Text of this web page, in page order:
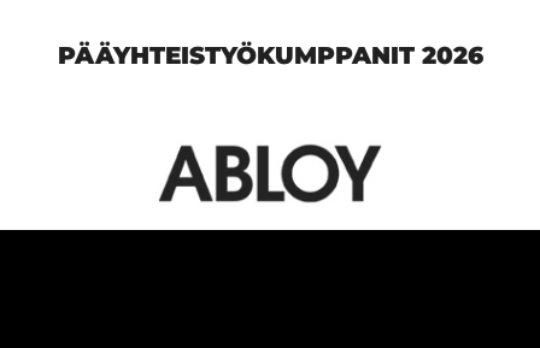
PÄÄYHTEISTYÖKUMPPANIT 2026